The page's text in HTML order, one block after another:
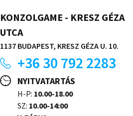
KONZOLGAME - KRESZ GÉZA
UTCA
1137 BUDAPEST, KRESZ GÉZA U. 10.
+36 30 792 2283
NYITVATARTÁS
H-P: 10.00-18.00
SZ: 10.00-14:00